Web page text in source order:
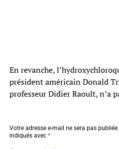
En revanche,
président américain Donald
professeur Didier Raoult, n’a
Votre adresse e-mail ne sera pas publiée.
indiqués avec *